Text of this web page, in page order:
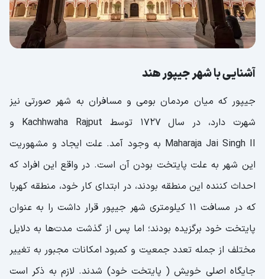
آشنایی با شهر جیپور هند
جیپور که میان مردمان بومی و مسافران به شهر صورتی نیز
شهرت دارد، در سال ۱۷۲۷ توسط Kachhwaha Rajput و
Maharaja Jai Singh II به وجود آمد. علت ایجاد و مشهوریت
این شهر به علت پایتخت بودن آن است. در واقع این افراد که
احداث ‌کننده این منطقه بودند، در ابتدای کار خود، منطقه کهربا
که در مسافت ۱۱ کیلومتری شهر جیپور قرار داشت را به عنوان
پایتخت خود برگزیده بودند؛ اما پس از گذشت مدت‌ها به دلایل
مختلف از جمله تعدد جمعیت و کمبود امکانات مجبور به تغییر
جایگاه اصلی خویش ( پایتخت خود) شدند. لازم به ذکر است